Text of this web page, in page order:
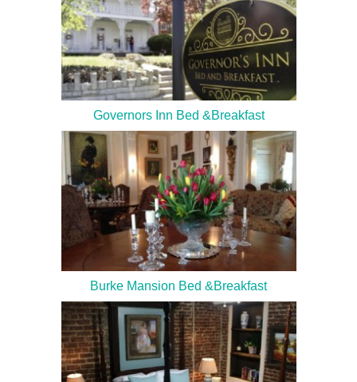
Governors Inn Bed &Breakfast
Burke Mansion Bed &Breakfast